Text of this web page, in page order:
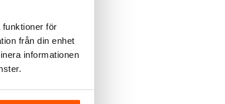
funktioner för
från din enhet
informationen